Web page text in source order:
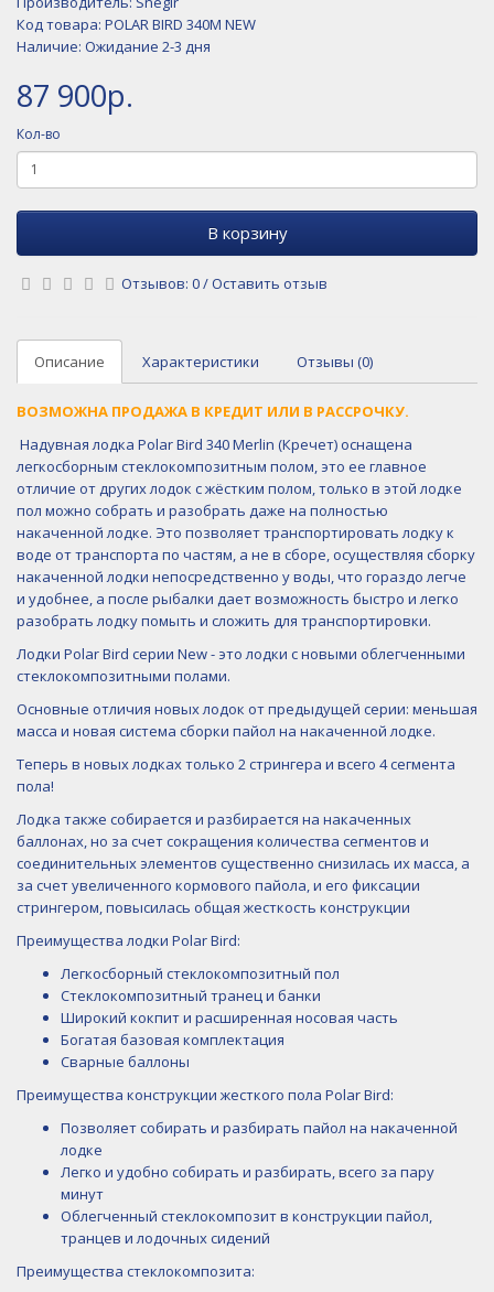
Код товара: POLAR BIRD 340M NEW
Наличие: Ожидание 2-3 дня
87 900р.
Кол-во
В корзину
Отзывов: 0/Оставить отзыв
Описание Характеристики Отзывы (0)
ВОЗМОЖНА ПРОДАЖА В КРЕДИТ ИЛИ В РАССРОЧКУ.
Надувная лодка Polar Bird 340 Merlin (Кречет) оснащена
легкосборным стеклокомпозитным полом, это ее главное
отличие от других лодок с жёстким полом, только в этой лодке
пол можно собрать и разобрать даже на полностью
накаченной лодке. Это позволяет транспортировать лодку к
воде от транспорта по частям, а не в сборе, осуществляя сборку
накаченной лодки непосредственно у воды, что гораздо легче
и удобнее, а после рыбалки дает возможность быстро и легко
разобрать лодку помыть и сложить для транспортировки.
Лодки Polar Bird серии New - это лодки с новыми облегченными
стеклокомпозитными полами.
Основные отличия новых лодок от предыдущей серии: меньшая
масса и новая система сборки пайол на накаченной лодке.
Теперь в новых лодках только 2 стрингера и всего 4 сегмента
пола!
Лодка также собирается и разбирается на накаченных
баллонах, но за счет сокращения количества сегментов и
соединительных элементов существенно снизилась их масса, а
за счет увеличенного кормового пайола, и его фиксации
стрингером, повысилась общая жесткость конструкции
Преимущества лодки Polar Bird:
Легкосборный стеклокомпозитный пол
Стеклокомпозитный транец и банки
Широкий кокпит и расширенная носовая часть
Богатая базовая комплектация
Сварные баллоны
Преимущества конструкции жесткого пола Polar Bird:
Позволяет собирать и разбирать пайол на накаченной
лодке
Легко и удобно собирать и разбирать, всего за пару
минут
Облегченный стеклокомпозит в конструкции пайол,
транцев и лодочных сидений
Преимущества стеклокомпозита: